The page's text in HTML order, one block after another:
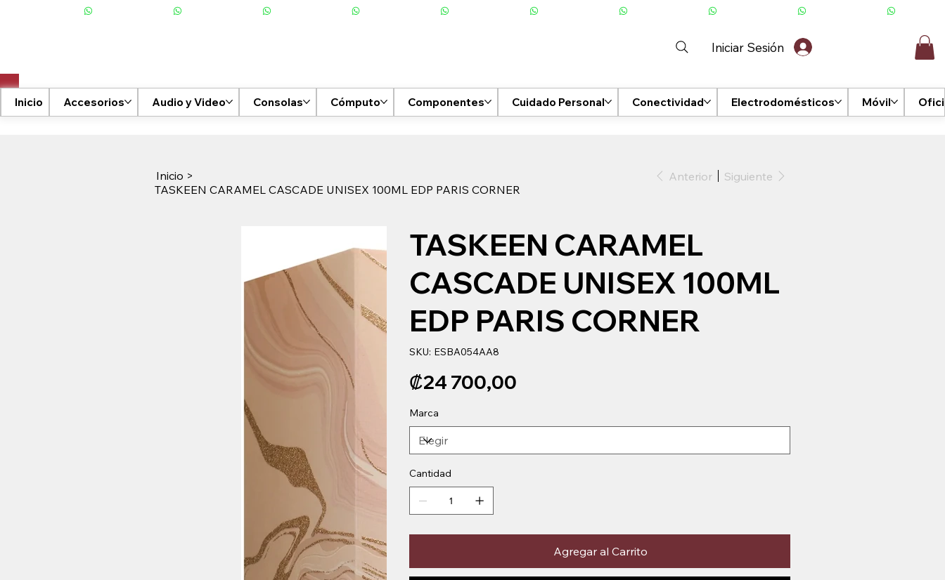
Iniciar Sesión
Inicio Accesorios Audio y Video Consolas Cómputo Componentes Cuidado Personal Conectividad Electrodomésticos Móvil
Inicio >
TASKEEN CARAMEL CASCADE UNISEX 100ML EDP PARIS CORNER
Anterior Siguiente
TASKEEN CARAMEL
CASCADE UNISEX 100ML
EDP PARIS CORNER
SKU: SKU
ESBA054AA8
ESBA054AA8
₡24 700,00
Marca
Cantidad
Agregar al Carrito